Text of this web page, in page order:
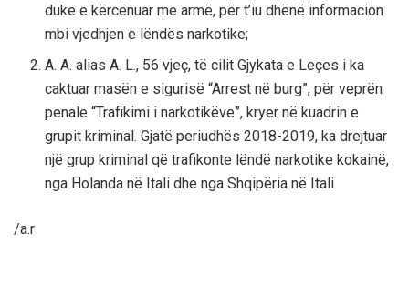
duke e kërcënuar me armë, për t’iu dhënë informacion
mbi vjedhjen e lëndës narkotike;
A. A. alias A. L., 56 vjeç, të cilit Gjykata e Leçes i ka
caktuar masën e sigurisë “Arrest në burg”, për veprën
penale “Trafikimi i narkotikëve”, kryer në kuadrin e
grupit kriminal. Gjatë periudhës 2018-2019, ka drejtuar
një grup kriminal që trafikonte lëndë narkotike kokainë,
nga Holanda në Itali dhe nga Shqipëria në Itali.
/a.r